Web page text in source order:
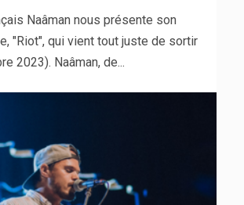
Naâman nous présente son
"Riot", qui vient tout juste de sortir
2023). Naâman, de...